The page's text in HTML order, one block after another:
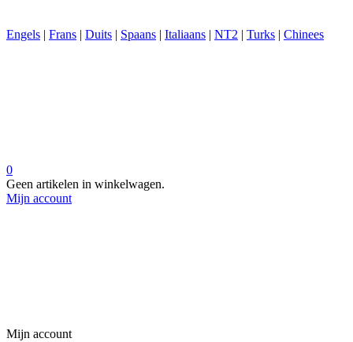
Engels | Frans | Duits | Spaans | Italiaans | NT2 | Turks | Chinees
0
Geen artikelen in winkelwagen.
Mijn account
Mijn account